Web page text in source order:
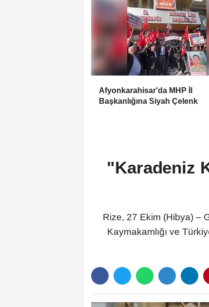
Afyonkarahisar'da MHP İl
Başkanlığına Siyah Çelenk
"Karadeniz
Rize, 27 Ekim (Hibya) –
Kaymakamlığı ve